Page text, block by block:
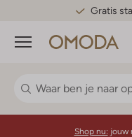
Gratis
Menu
Shop nu: jouw